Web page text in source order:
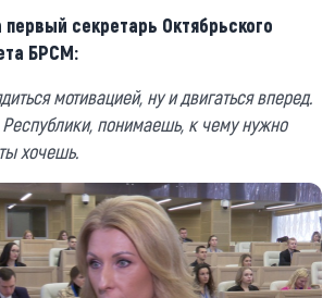
секретарь Октябрьского
БРСМ:
мотивацией, ну и двигаться вперед.
понимаешь, к чему нужно
хочешь.